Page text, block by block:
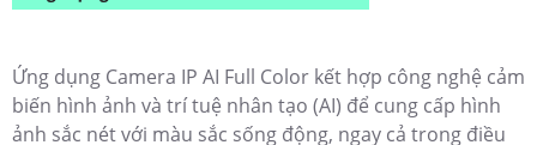
Ứng dụng Camera IP AI Full Color kết hợp công nghệ cảm
biến hình ảnh và trí tuệ nhân tạo (AI) để cung cấp hình
ảnh sắc nét với màu sắc sống động, ngay cả trong điều